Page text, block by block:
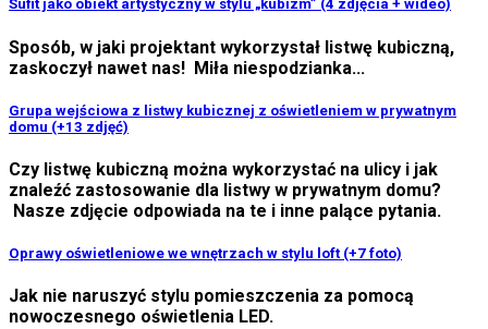
Sufit jako obiekt artystyczny w stylu „kubizm” (4 zdjęcia + wideo)
Sposób, w jaki projektant wykorzystał listwę kubiczną,
zaskoczył nawet nas! Miła niespodzianka...
Grupa wejściowa z listwy kubicznej z oświetleniem w prywatnym
domu (+13 zdjęć)
Czy listwę kubiczną można wykorzystać na ulicy i jak
znaleźć zastosowanie dla listwy w prywatnym domu?
Nasze zdjęcie odpowiada na te i inne palące pytania.
Oprawy oświetleniowe we wnętrzach w stylu loft (+7 foto)
Jak nie naruszyć stylu pomieszczenia za pomocą
nowoczesnego oświetlenia LED.